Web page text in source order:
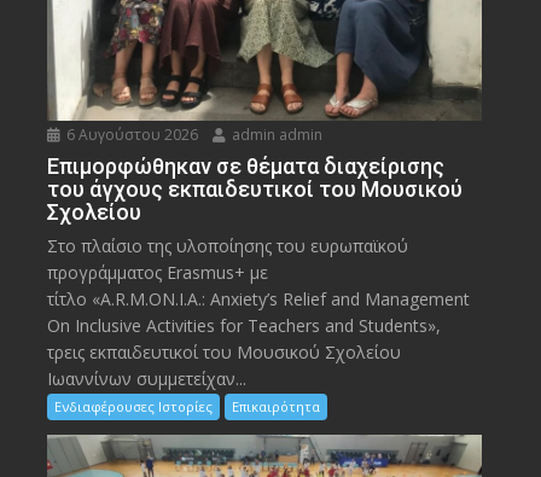
6 Αυγούστου 2026 admin admin
Eπιμορφώθηκαν σε θέματα διαχείρισης
του άγχους εκπαιδευτικοί του Μουσικού
Σχολείου
Στο πλαίσιο της υλοποίησης του ευρωπαϊκού
προγράμματος Erasmus+ με
τίτλο «A.R.M.ON.I.A.: Anxiety’s Relief and Management
On Inclusive Activities for Teachers and Students»,
τρεις εκπαιδευτικοί του Μουσικού Σχολείου
Ιωαννίνων συμμετείχαν...
Ενδιαφέρουσες Ιστορίες Επικαιρότητα